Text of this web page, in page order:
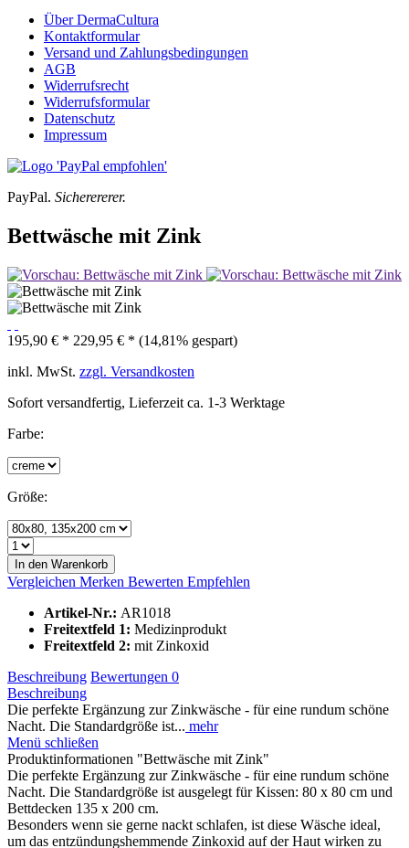
Über DermaCultura
Kontaktformular
Versand und Zahlungsbedingungen
AGB
Widerrufsrecht
Widerrufsformular
Datenschutz
Impressum
PayPal. Sicherererer.
Bettwäsche mit Zink
195,90 € * 229,95 € * (14,81% gespart)
inkl. MwSt. zzgl. Versandkosten
Sofort versandfertig, Lieferzeit ca. 1-3 Werktage
Farbe:
Größe:
In den Warenkorb
Vergleichen Merken Bewerten Empfehlen
Artikel-Nr.: AR1018
Freitextfeld 1: Medizinprodukt
Freitextfeld 2: mit Zinkoxid
Beschreibung Bewertungen 0
Beschreibung
Die perfekte Ergänzung zur Zinkwäsche - für eine rundum schöne
Nacht. Die Standardgröße ist... mehr
Menü schließen
Produktinformationen "Bettwäsche mit Zink"
Die perfekte Ergänzung zur Zinkwäsche - für eine rundum schöne
Nacht. Die Standardgröße ist ausgelegt für Kissen: 80 x 80 cm und
Bettdecken 135 x 200 cm.
Besonders wenn sie gerne nackt schlafen, ist diese Wäsche ideal,
um das entzündungshemmende Zinkoxid auf der Haut wirken zu